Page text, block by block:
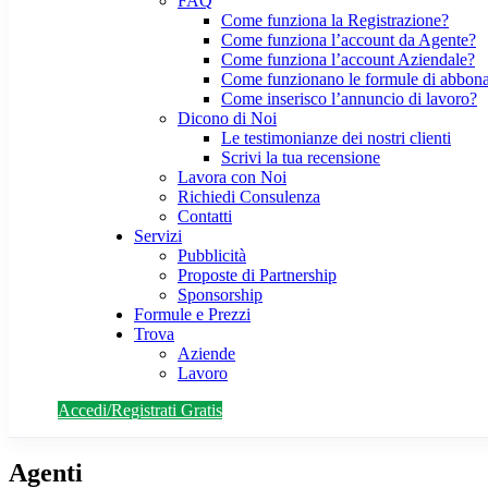
Come funziona la Registrazione?
Come funziona l’account da Agente?
Come funziona l’account Aziendale?
Come funzionano le formule di
Come inserisco l’annuncio di lavoro?
Dicono di Noi
Le testimonianze dei nostri clienti
Scrivi la tua recensione
Lavora con Noi
Richiedi Consulenza
Contatti
Servizi
Pubblicità
Proposte di Partnership
Sponsorship
Formule e Prezzi
Trova
Aziende
Lavoro
Accedi/Registrati Gratis
Agenti